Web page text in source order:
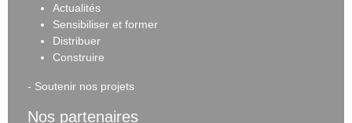
Actualités
Sensibiliser et former
Distribuer
Construire
- Soutenir nos projets
Nos partenaires